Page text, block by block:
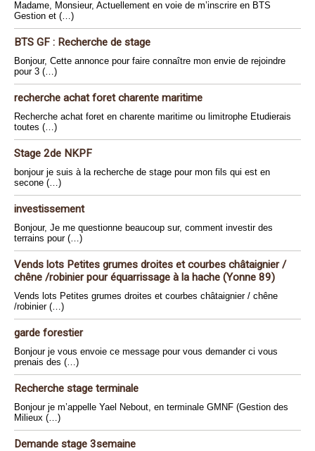
Madame, Monsieur, Actuellement en voie de m’inscrire en BTS
Gestion et (…)
BTS GF : Recherche de stage
Bonjour, Cette annonce pour faire connaître mon envie de rejoindre
pour 3 (…)
recherche achat foret charente maritime
Recherche achat foret en charente maritime ou limitrophe Etudierais
toutes (…)
Stage 2de NKPF
bonjour je suis à la recherche de stage pour mon fils qui est en
secone (…)
investissement
Bonjour, Je me questionne beaucoup sur, comment investir des
terrains pour (…)
Vends lots Petites grumes droites et courbes châtaignier /
chêne /robinier pour équarrissage à la hache (Yonne 89)
Vends lots Petites grumes droites et courbes châtaignier / chêne
/robinier (…)
garde forestier
Bonjour je vous envoie ce message pour vous demander ci vous
prenais des (…)
Recherche stage terminale
Bonjour je m’appelle Yael Nebout, en terminale GMNF (Gestion des
Milieux (…)
Demande stage 3semaine